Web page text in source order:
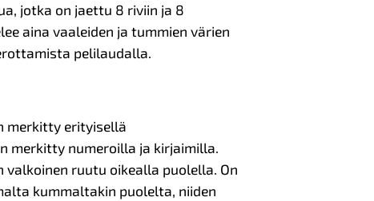
jotka on jaettu 8 riviin ja 8
aina vaaleiden ja tummien värien
pelilaudalla.
merkitty erityisellä
merkitty numeroilla ja kirjaimilla.
ruutu oikealla puolella. On
kummaltakin puolelta, niiden